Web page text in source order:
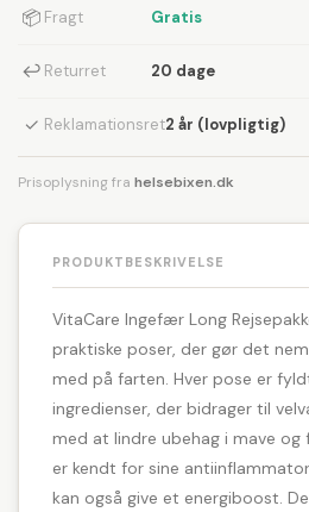
📦 Fragt Gratis
↩ Returret 20 dage
✓ Reklamationsret2 år (lovpligtig)
Prisoplysning fra helsebixen.dk
PRODUKTBESKRIVELSE
VitaCare Ingefær Long
praktiske poser, der gør det
med på farten. Hver pose er
ingredienser, der bidrager til
med at lindre ubehag i mave
er kendt for sine
kan også give et energiboost.